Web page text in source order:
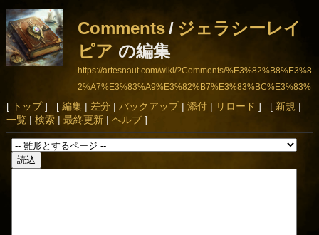
Comments/ ジェラシーレイ
ピア の編集
https://artesnaut.com/wiki/?Comments/%E3%82%B8%E3%8
2%A7%E3%83%A9%E3%82%B7%E3%83%BC%E3%83%
AC%E3%82%A4%E3%83%94%E3%82%A2
[ トップ] [ 編集| 差分 | バックアップ| 添付| リロード ] [ 新規 |
一覧| 検索| 最終更新| ヘルプ]